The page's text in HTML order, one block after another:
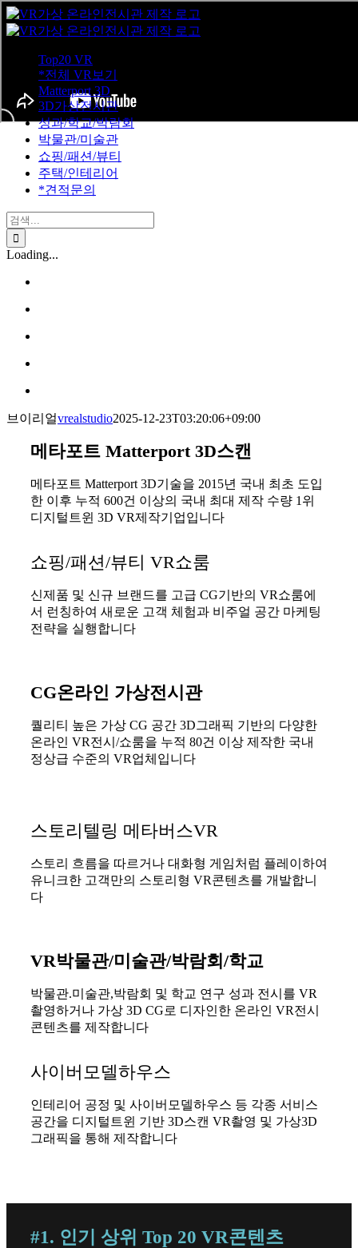
Skip
to
content
Top20 VR
*전체 VR보기
Matterport 3D
3D가상전시관
성과/학교/박람회
박물관/미술관
쇼핑/패션/뷰티
주택/인테리어
*견적문의
검
색
...
Loading...
브이리얼vrealstudio2025-12-23T03:20:06+09:00
메타포트 Matterport 3D스캔
메타포트 Matterport 3D기술을 2015년 국내 최초 도입
한 이후 누적 600건 이상의 국내 최대 제작 수량 1위
디지털트윈 3D VR제작기업입니다
쇼핑/패션/뷰티 VR쇼룸
신제품 및 신규 브랜드를 고급 CG기반의 VR쇼룸에
서 런칭하여 새로운 고객 체험과 비주얼 공간 마케팅
전략을 실행합니다
CG온라인 가상전시관
퀄리티 높은 가상 CG 공간 3D그래픽 기반의 다양한
온라인 VR전시/쇼룸을 누적 80건 이상 제작한 국내
정상급 수준의 VR업체입니다
스토리텔링 메타버스VR
스토리 흐름을 따르거나 대화형 게임처럼 플레이하여
유니크한 고객만의 스토리형 VR콘텐츠를 개발합니
다
VR박물관/미술관/박람회/학교
박물관.미술관,박람회 및 학교 연구 성과 전시를 VR
촬영하거나 가상 3D CG로 디자인한 온라인 VR전시
콘텐츠를 제작합니다
사이버모델하우스
인테리어 공정 및 사이버모델하우스 등 각종 서비스
공간을 디지털트윈 기반 3D스캔 VR촬영 및 가상3D
그래픽을 통해 제작합니다
#1. 인기 상위 Top 20 VR콘텐츠